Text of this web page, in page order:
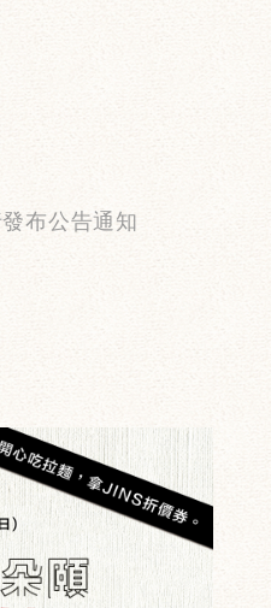
布公告通知